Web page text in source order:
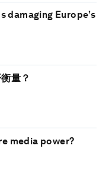
damaging Europe’s
量？
media power?